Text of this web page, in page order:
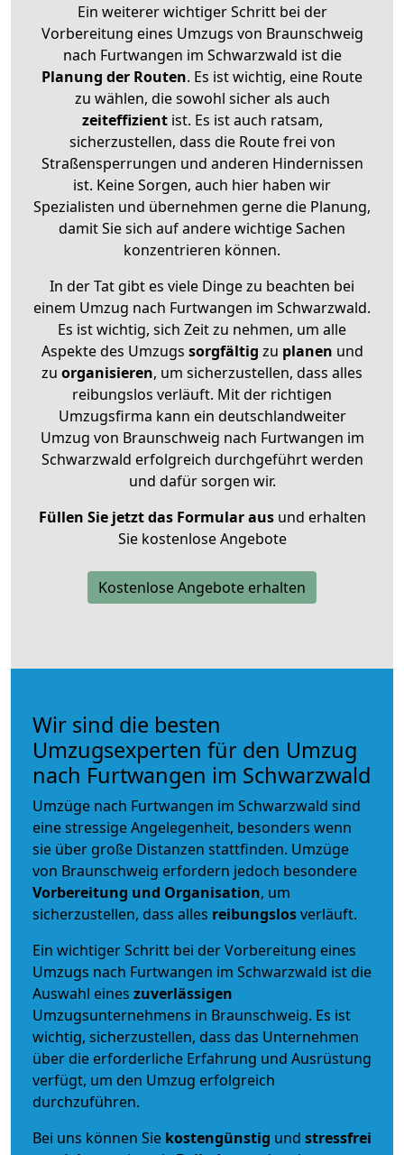
Ein weiterer wichtiger Schritt bei der
Vorbereitung eines Umzugs von Braunschweig
nach Furtwangen im Schwarzwald ist die
Planung der Routen. Es ist wichtig, eine Route
zu wählen, die sowohl sicher als auch
zeiteffizientist. Es ist auch ratsam,
sicherzustellen, dass die Route frei von
Straßensperrungen und anderen Hindernissen
ist. Keine Sorgen, auch hier haben wir
Spezialisten und übernehmen gerne die Planung,
damit Sie sich auf andere wichtige Sachen
konzentrieren können.
In der Tat gibt es viele Dinge zu beachten bei
einem Umzug nach Furtwangen im Schwarzwald.
Es ist wichtig, sich Zeit zu nehmen, um alle
Aspekte des Umzugs sorgfältig zu planen und
zu organisieren, um sicherzustellen, dass alles
reibungslos verläuft. Mit der richtigen
Umzugsfirma kann ein deutschlandweiter
Umzug von Braunschweig nach Furtwangen im
Schwarzwald erfolgreich durchgeführt werden
und dafür sorgen wir.
Füllen Sie jetzt das Formular ausund erhalten
Sie kostenlose Angebote
Kostenlose Angebote erhalten
Wir sind die besten
Umzugsexperten für den Umzug
nach Furtwangen im Schwarzwald
Umzüge nach Furtwangen im Schwarzwald sind
eine stressige Angelegenheit, besonders wenn
sie über große Distanzen stattfinden. Umzüge
von Braunschweig erfordern jedoch besondere
Vorbereitung und Organisation, um
sicherzustellen, dass alles reibungslosverläuft.
Ein wichtiger Schritt bei der Vorbereitung eines
Umzugs nach Furtwangen im Schwarzwald ist die
Auswahl eines zuverlässigen
Umzugsunternehmens in Braunschweig. Es ist
wichtig, sicherzustellen, dass das Unternehmen
über die erforderliche Erfahrung und Ausrüstung
verfügt, um den Umzug erfolgreich
durchzuführen.
Bei uns können Sie kostengünstig und stressfrei